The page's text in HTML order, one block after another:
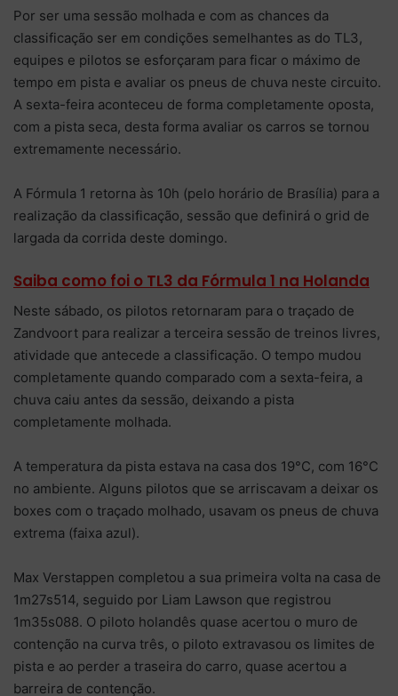
Por ser uma sessão molhada e com as chances da
classificação ser em condições semelhantes as do TL3,
equipes e pilotos se esforçaram para ficar o máximo de
tempo em pista e avaliar os pneus de chuva neste circuito.
A sexta-feira aconteceu de forma completamente oposta,
com a pista seca, desta forma avaliar os carros se tornou
extremamente necessário.
A Fórmula 1 retorna às 10h (pelo horário de Brasília) para a
realização da classificação, sessão que definirá o grid de
largada da corrida deste domingo.
Saiba como foi o TL3 da Fórmula 1 na Holanda
Neste sábado, os pilotos retornaram para o traçado de
Zandvoort para realizar a terceira sessão de treinos livres,
atividade que antecede a classificação. O tempo mudou
completamente quando comparado com a sexta-feira, a
chuva caiu antes da sessão, deixando a pista
completamente molhada.
A temperatura da pista estava na casa dos 19°C, com 16°C
no ambiente. Alguns pilotos que se arriscavam a deixar os
boxes com o traçado molhado, usavam os pneus de chuva
extrema (faixa azul).
Max Verstappen completou a sua primeira volta na casa de
1m27s514, seguido por Liam Lawson que registrou
1m35s088. O piloto holandês quase acertou o muro de
contenção na curva três, o piloto extravasou os limites de
pista e ao perder a traseira do carro, quase acertou a
barreira de contenção.